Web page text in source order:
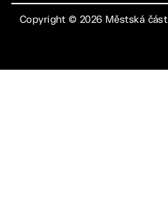
Copyright ©2026 Městská